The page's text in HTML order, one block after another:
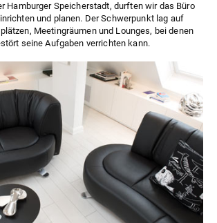
Hamburger Speicherstadt, durften wir das Büro
und planen. Der Schwerpunkt lag auf
Meetingräumen und Lounges, bei denen
seine Aufgaben verrichten kann.